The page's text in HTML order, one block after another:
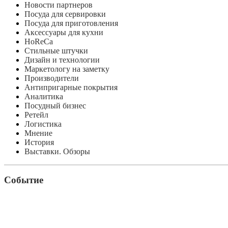
Новости партнеров
Посуда для сервировки
Посуда для приготовления
Аксессуары для кухни
HoReCa
Стильные штучки
Дизайн и технологии
Маркетологу на заметку
Производители
Антипригарные покрытия
Аналитика
Посудный бизнес
Ретейл
Логистика
Мнение
История
Выставки. Обзоры
Событие